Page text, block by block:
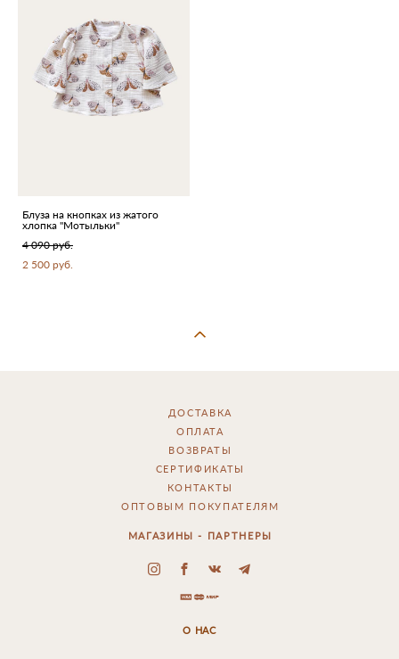
Блуза на кнопках из жатого
хлопка "Мотыльки"
4 090 pуб.
2 500 pуб.
ДОСТАВКА
ОПЛАТА
ВОЗВРАТЫ
СЕРТИФИКАТЫ
КОНТАКТЫ
ОПТОВЫМ ПОКУПАТЕЛЯМ
МАГАЗИНЫ - ПАРТНЕРЫ
О НАС